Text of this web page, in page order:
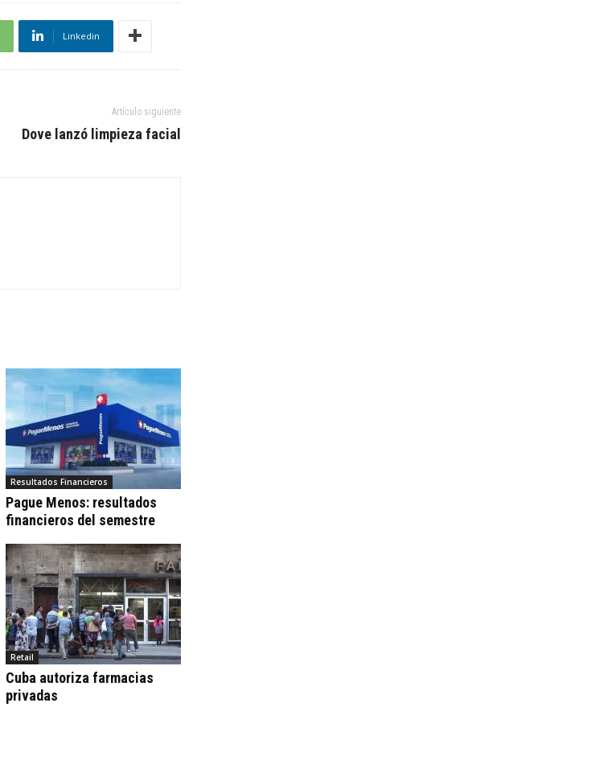
Linkedin
Artículo siguiente
Dove lanzó limpieza facial
Resultados Financieros
Pague Menos: resultados
financieros del semestre
Retail
Cuba autoriza farmacias
privadas